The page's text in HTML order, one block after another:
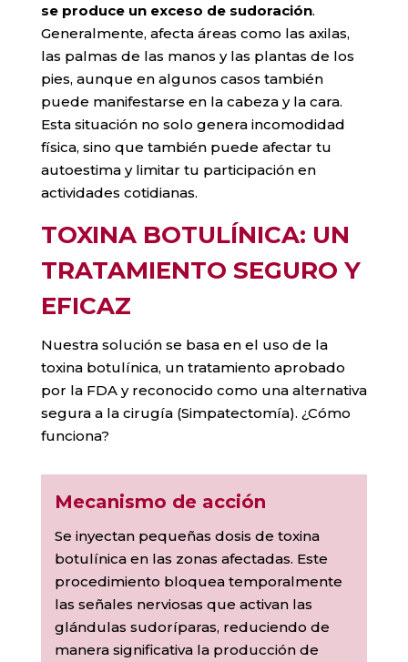
se produce un exceso de sudoración.
Generalmente, afecta áreas como las axilas,
las palmas de las manos y las plantas de los
pies, aunque en algunos casos también
puede manifestarse en la cabeza y la cara.
Esta situación no solo genera incomodidad
física, sino que también puede afectar tu
autoestima y limitar tu participación en
actividades cotidianas.
TOXINA BOTULÍNICA: UN
TRATAMIENTO SEGURO Y
EFICAZ
Nuestra solución se basa en el uso de la
toxina botulínica, un tratamiento aprobado
por la FDA y reconocido como una alternativa
segura a la cirugía (Simpatectomía). ¿Cómo
funciona?
Mecanismo de acción
Se inyectan pequeñas dosis de toxina
botulínica en las zonas afectadas. Este
procedimiento bloquea temporalmente
las señales nerviosas que activan las
glándulas sudoríparas, reduciendo de
manera significativa la producción de